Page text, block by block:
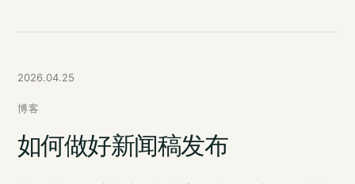
2026.04.25
博客
如何做好新闻稿发布